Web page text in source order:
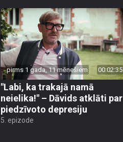
pirms 1 gada, 11 mēnešiem 00:02:35
"Labi, ka trakajā namā
neielika!" – Dāvids atklāti par
piedzīvoto depresiju
5. epizode